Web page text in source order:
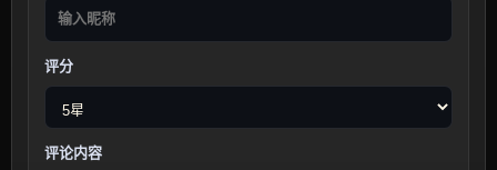
评分
评论内容